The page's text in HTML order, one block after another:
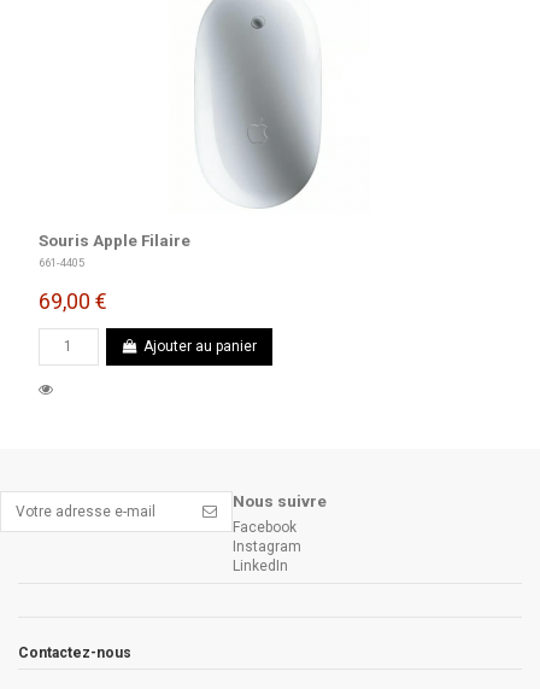
Souris Apple Filaire
661-4405
69,00 €
Ajouter au panier
Nous suivre
Facebook
Instagram
LinkedIn
Contactez-nous